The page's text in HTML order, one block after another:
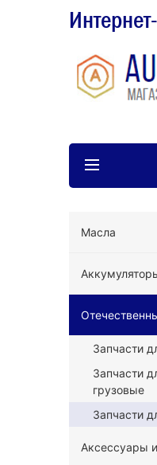
Масла
Запчасти
Запчасти
грузовые
Запчасти
Аксессуары